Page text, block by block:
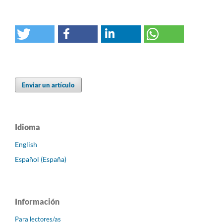
Enviar un artículo
Idioma
English
Español (España)
Información
Para lectores/as